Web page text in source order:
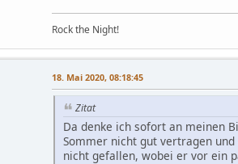
Rock the Night!
18. Mai 2020, 08:18:45
Zitat
Da denke ich sofort an meinen
Sommer nicht gut vertragen
nicht gefallen, wobei er vor ein